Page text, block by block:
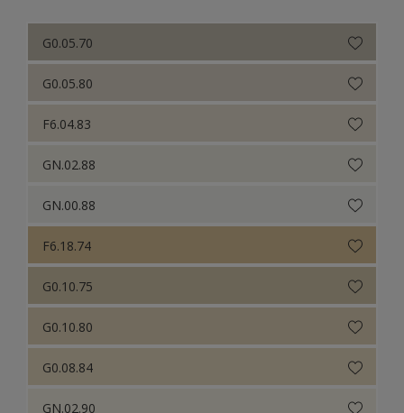
G0.05.70
G0.05.80
F6.04.83
GN.02.88
GN.00.88
F6.18.74
G0.10.75
G0.10.80
G0.08.84
GN.02.90